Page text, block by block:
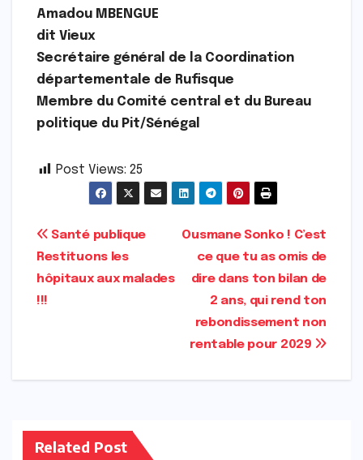
Amadou MBENGUE
dit Vieux
Secrétaire général de la Coordination
départementale de Rufisque
Membre du Comité central et du Bureau
politique du Pit/Sénégal
Post Views: 25
Navigation
de
l’article
Ousmane Sonko ! C’est
ce que tu as omis de
dire dans ton bilan de
2 ans, qui rend ton
rebondissement non
rentable pour 2029
Santé publique
Restituons les
hôpitaux aux malades
!!!
Related Post